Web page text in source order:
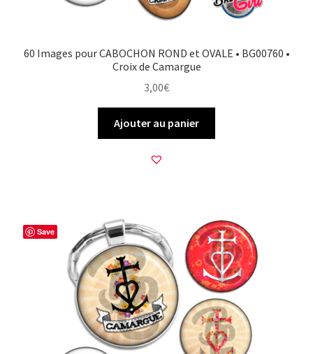
60 Images pour CABOCHON ROND et OVALE • BG00760 •
Croix de Camargue
3,00€
Ajouter au panier
Save